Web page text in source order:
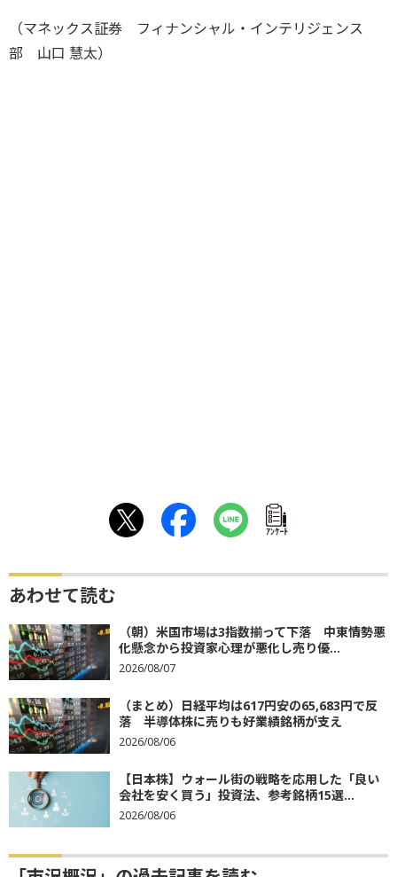
（マネックス証券 フィナンシャル・インテリジェンス
部 山口 慧太）
ｱﾝｹｰﾄ
あわせて読む
（朝）米国市場は3指数揃って下落 中東情勢悪
化懸念から投資家心理が悪化し売り優...
2026/08/07
（まとめ）日経平均は617円安の65,683円で反
落 半導体株に売りも好業績銘柄が支え
2026/08/06
【日本株】ウォール街の戦略を応用した「良い
会社を安く買う」投資法、参考銘柄15選...
2026/08/06